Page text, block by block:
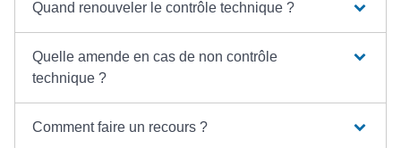
Quand renouveler le contrôle technique ?
Quelle amende en cas de non contrôle
technique ?
Comment faire un recours ?